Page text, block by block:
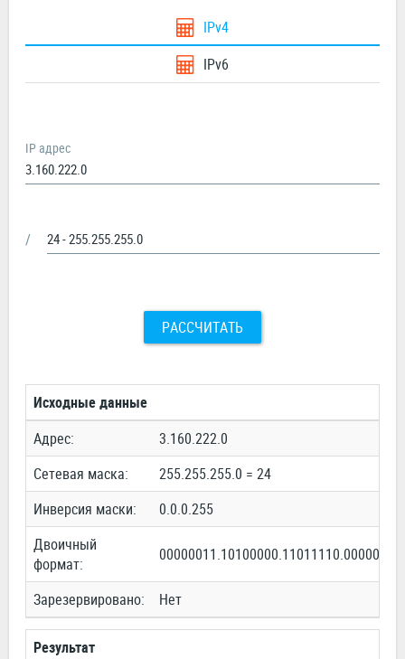
IPv4
IPv6
IP адрес
/
РАССЧИТАТЬ
Исходные данные
Адрес:
3.160.222.0
Сетевая маска:
255.255.255.0 = 24
Инверсия маски:
0.0.0.255
Двоичный
формат:
00000011.10100000.11011110.00000000
Зарезервировано: Нет
Результат